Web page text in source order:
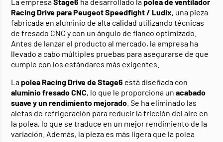
Racing Drivepara Peugeot Speedfight / Ludix, una pieza
fabricada en aluminio de alta calidad utilizando técnicas
de fresado CNC y con un ángulo de flanco optimizado.
Antes de lanzar el producto al mercado, la empresa ha
llevado a cabo múltiples pruebas para asegurarse de que
cumple con los estándares más exigentes.
Lapolea Racing Drive de Stage6 está diseñada con
aluminio fresado CNC, lo que le proporciona un acabado
suave y un rendimiento mejorado . Se ha eliminado las
aletas de refrigeración para reducir la fricción del aire en
la polea, lo que se traduce en un mejor rendimiento de la
variación. Además, la pieza es más ligera que la polea